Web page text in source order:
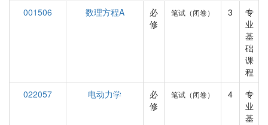
001506 数理方程A
必
修
笔试（闭卷） 3
专
业
基
础
课
程
022057
电动力学
必
修
笔试（闭卷） 4
专
业
基